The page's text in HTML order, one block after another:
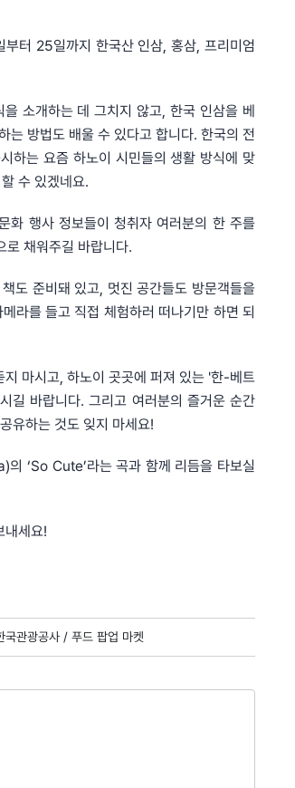
터 25일까지 한국산 인삼, 홍삼, 프리미엄
소개하는 데 그치지 않고, 한국 인삼을 베
는 방법도 배울 수 있다고 합니다. 한국의 전
하는 요즘 하노이 시민들의 생활 방식에 맞
수 있겠네요.
화 행사 정보들이 청취자 여러분의 한 주를
로 채워주길 바랍니다.
도 준비돼 있고, 멋진 공간들도 방문객들을
라를 들고 직접 체험하러 떠나기만 하면 되
지 마시고, 하노이 곳곳에 퍼져 있는 '한-베트
길 바랍니다. 그리고 여러분의 즐거운 순간
유하는 것도 잊지 마세요!
‘So Cute’라는 곡과 함께 리듬을 타보실
내세요!
국관광공사 / 푸드 팝업 마켓